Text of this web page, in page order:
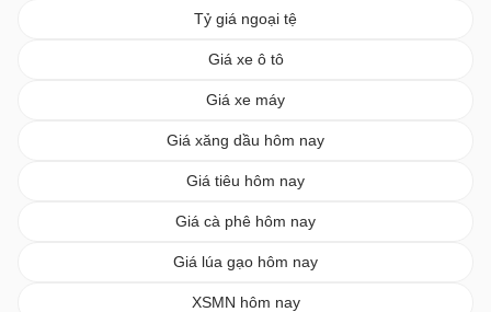
Tỷ giá ngoại tệ
Giá xe ô tô
Giá xe máy
Giá xăng dầu hôm nay
Giá tiêu hôm nay
Giá cà phê hôm nay
Giá lúa gạo hôm nay
XSMN hôm nay